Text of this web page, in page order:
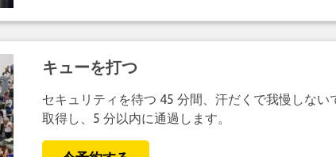
キューを打つ
セキュリティを待つ 45 分間、汗だくで我慢しな
取得し、5 分以内に通過します。